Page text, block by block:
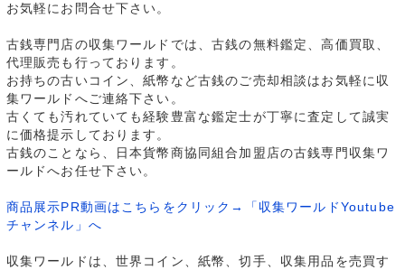
お気軽にお問合せ下さい。
古銭専門店の収集ワールドでは、古銭の無料鑑定、高価買取、
代理販売も行っております。
お持ちの古いコイン、紙幣など古銭のご売却相談はお気軽に収
集ワールドへご連絡下さい。
古くても汚れていても経験豊富な鑑定士が丁寧に査定して誠実
に価格提示しております。
古銭のことなら、日本貨幣商協同組合加盟店の古銭専門収集ワ
ールドへお任せ下さい。
商品展示PR動画はこちらをクリック→「収集ワールドYoutube
チャンネル」へ
収集ワールドは、世界コイン、紙幣、切手、収集用品を売買す